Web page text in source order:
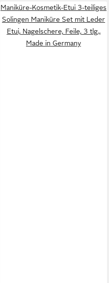
Maniküre-Kosmetik-Etui 3-teiliges
Solingen Maniküre Set mit Leder
Etui, Nagelschere, Feile, 3 tlg.,
Made in Germany